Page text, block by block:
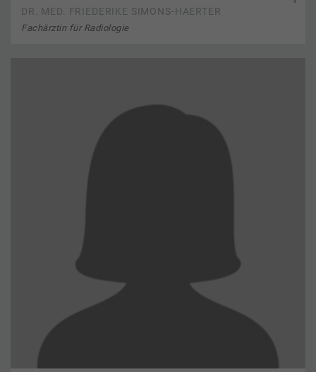
DR. MED. FRIEDERIKE SIMONS-HAERTER
Fachärztin für Radiologie